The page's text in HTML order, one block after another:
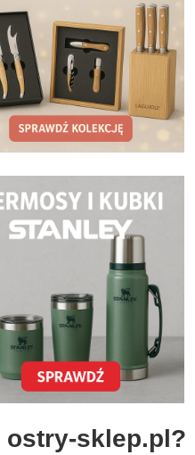
ostry-sklep.pl?